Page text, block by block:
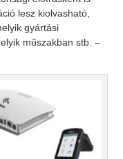
lesz kiolvasható,
gyártási
műszakban stb. –